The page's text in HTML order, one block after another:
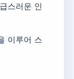
스러운 인
이루어 스